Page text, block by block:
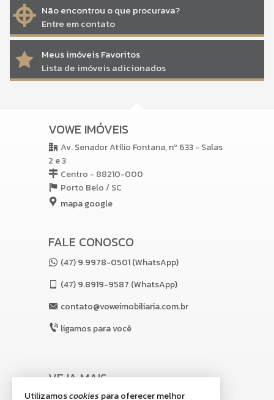
Não encontrou o que procurava?
Entre em contato
Meus imóveis Favoritos
Lista de imóveis adicionados
VOWE IMÓVEIS
Av. Senador Atílio Fontana, nº 633 - Salas
2 e 3
Centro - 88210-000
Porto Belo /SC
mapa google
FALE CONOSCO
(47) 9.9978-0501 (WhatsApp)
(47)9.8919-9587 (WhatsApp)
contato@voweimobiliaria.com.br
ligamos para você
VEJA MAIS
Utilizamoscookies para oferecer melhor